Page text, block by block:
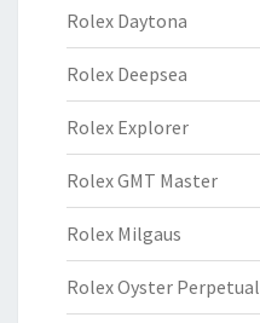
Rolex Daytona
Rolex Deepsea
Rolex Explorer
Rolex GMT Master
Rolex Milgaus
Rolex Oyster Perpetual